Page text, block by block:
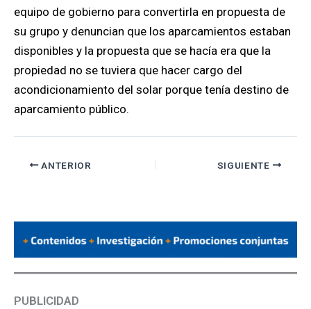
equipo de gobierno para convertirla en propuesta de
su grupo y denuncian que los aparcamientos estaban
disponibles y la propuesta que se hacía era que la
propiedad no se tuviera que hacer cargo del
acondicionamiento del solar porque tenía destino de
aparcamiento público.
ANTERIOR SIGUIENTE
PUBLICIDAD